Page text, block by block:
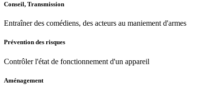
Conseil, Transmission
Entraîner des comédiens, des acteurs au maniement d'armes
Prévention des risques
Contrôler l'état de fonctionnement d'un appareil
Aménagement